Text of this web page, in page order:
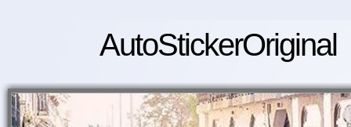
AutoStickerOriginal